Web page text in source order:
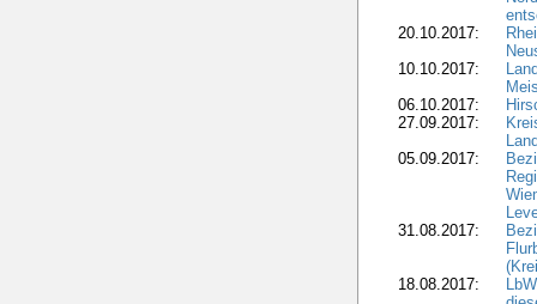
20.10.2017:
10.10.2017:
06.10.2017:
27.09.2017:
05.09.2017:
31.08.2017:
18.08.2017: